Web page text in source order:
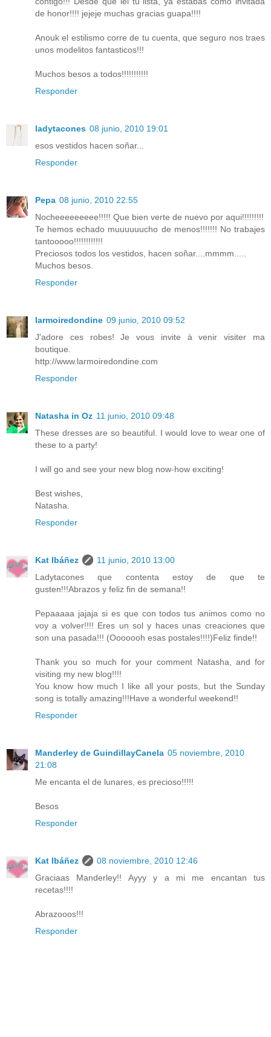
de honor!!!! jejeje muchas gracias guapa!!!!
Anouk el estilismo corre de tu cuenta, que seguro nos traes
unos modelitos fantasticos!!!
Muchos besos a todos!!!!!!!!!!!
Responder
ladytacones 08 junio, 2010 19:01
esos vestidos hacen soñar...
Responder
Pepa 08 junio, 2010 22:55
Nocheeeeeeeee!!!!! Que bien verte de nuevo por aqui!!!!!!!!!
Te hemos echado muuuuuucho de menos!!!!!!! No trabajes
tantooooo!!!!!!!!!!!!
Preciosos todos los vestidos, hacen soñar....mmmm.....
Muchos besos.
Responder
larmoiredondine 09 junio, 2010 09:52
J'adore ces robes! Je vous invite à venir visiter ma
boutique.
http://www.larmoiredondine.com
Responder
Natasha in Oz 11 junio, 2010 09:48
These dresses are so beautiful. I would love to wear one of
these to a party!
I will go and see your new blog now-how exciting!
Best wishes,
Natasha.
Responder
Kat Ibáñez
11 junio, 2010 13:00
Ladytacones que contenta estoy de que te
gusten!!!Abrazos y feliz fin de semana!!
Pepaaaaa jajaja si es que con todos tus animos como no
voy a volver!!!! Eres un sol y haces unas creaciones que
son una pasada!!! (Ooooooh esas postales!!!!)Feliz finde!!
Thank you so much for your comment Natasha, and for
visiting my new blog!!!!
You know how much I like all your posts, but the Sunday
song is totally amazing!!!Have a wonderful weekend!!
Responder
Manderley de GuindillayCanela 05 noviembre, 2010
21:08
Me encanta el de lunares, es precioso!!!!!
Besos
Responder
Kat Ibáñez
08 noviembre, 2010 12:46
Graciaas Manderley!! Ayyy y a mi me encantan tus
recetas!!!!
Abrazooos!!!
Responder